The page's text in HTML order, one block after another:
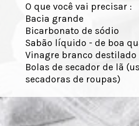
O que você vai precisar :
Bacia grande
Bicarbonato de sódio
Sabão líquido - de boa
Vinagre branco destilado
Bolas de secador de lã
secadoras de roupas)